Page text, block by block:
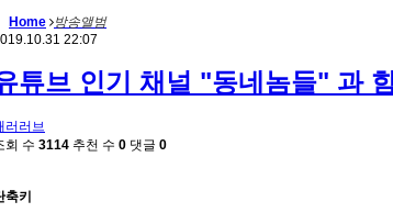
Home
방송앨범
22:07
튜브 인기 채널 "동네놈들" 과
러러브
회 수 3114 추천 수 0 댓글 0
축키